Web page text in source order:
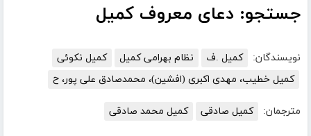
جستجو: دعای معروف کمیل
نویسندگان: کمیل .ف نظام بهرامی کمیل
کمیل نکوئی
کمیل خطیب، مهدی اکبری (افشین)، محمدصادق علی پور، ح
مترجمان: کمیل صادقی کمیل محمد صادقی